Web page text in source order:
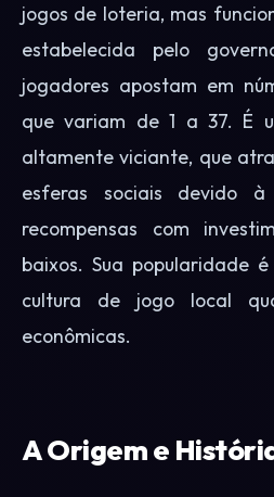
jogos de loteria, mas
estabelecida pelo
jogadores apostam em
que variam de 1 a 37. É
altamente viciante, que
esferas sociais devido
recompensas com
baixos. Sua popularidade
cultura de jogo local
econômicas.
A Origem e